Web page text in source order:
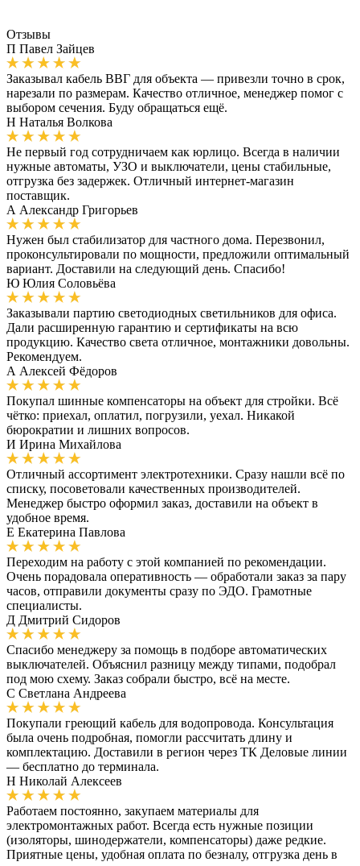
Отзывы
П Павел Зайцев
Заказывал кабель ВВГ для объекта — привезли точно в срок,
нарезали по размерам. Качество отличное, менеджер помог с
выбором сечения. Буду обращаться ещё.
Н Наталья Волкова
Не первый год сотрудничаем как юрлицо. Всегда в наличии
нужные автоматы, УЗО и выключатели, цены стабильные,
отгрузка без задержек. Отличный интернет-магазин
поставщик.
А Александр Григорьев
Нужен был стабилизатор для частного дома. Перезвонил,
проконсультировали по мощности, предложили оптимальный
вариант. Доставили на следующий день. Спасибо!
Ю Юлия Соловьёва
Заказывали партию светодиодных светильников для офиса.
Дали расширенную гарантию и сертификаты на всю
продукцию. Качество света отличное, монтажники довольны.
Рекомендуем.
А Алексей Фёдоров
Покупал шинные компенсаторы на объект для стройки. Всё
чётко: приехал, оплатил, погрузили, уехал. Никакой
бюрократии и лишних вопросов.
И Ирина Михайлова
Отличный ассортимент электротехники. Сразу нашли всё по
списку, посоветовали качественных производителей.
Менеджер быстро оформил заказ, доставили на объект в
удобное время.
Е Екатерина Павлова
Переходим на работу с этой компанией по рекомендации.
Очень порадовала оперативность — обработали заказ за пару
часов, отправили документы сразу по ЭДО. Грамотные
специалисты.
Д Дмитрий Сидоров
Спасибо менеджеру за помощь в подборе автоматических
выключателей. Объяснил разницу между типами, подобрал
под мою схему. Заказ собрали быстро, всё на месте.
С Светлана Андреева
Покупали греющий кабель для водопровода. Консультация
была очень подробная, помогли рассчитать длину и
комплектацию. Доставили в регион через ТК Деловые линии
— бесплатно до терминала.
Н Николай Алексеев
Работаем постоянно, закупаем материалы для
электромонтажных работ. Всегда есть нужные позиции
(изоляторы, шинодержатели, компенсаторы) даже редкие.
Приятные цены, удобная оплата по безналу, отгрузка день в